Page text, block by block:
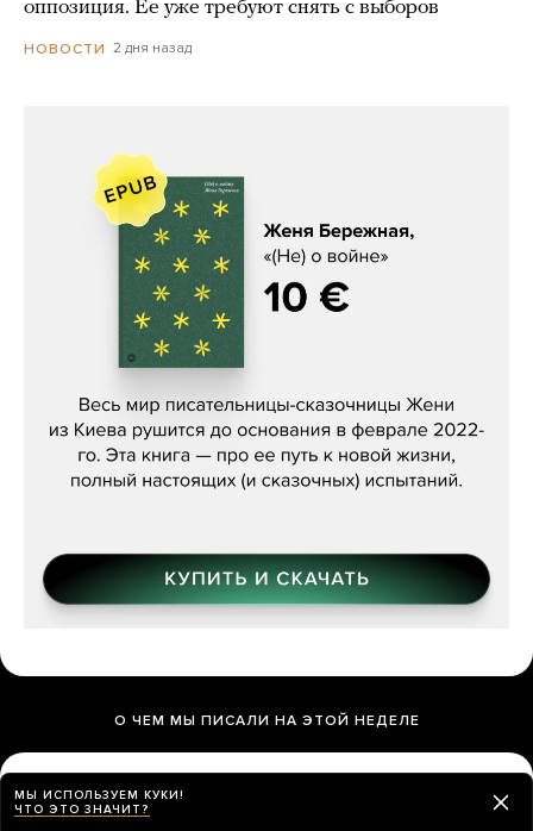
оппозиция. Ее уже требуют снять с выборов
НОВОСТИ 2 дня назад
Женя Бережная, «(Не) о войне»
О ЧЕМ МЫ ПИСАЛИ НА ЭТОЙ НЕДЕЛЕ
МЫ ИСПОЛЬЗУЕМ КУКИ!
ЧТО ЭТО ЗНАЧИТ?